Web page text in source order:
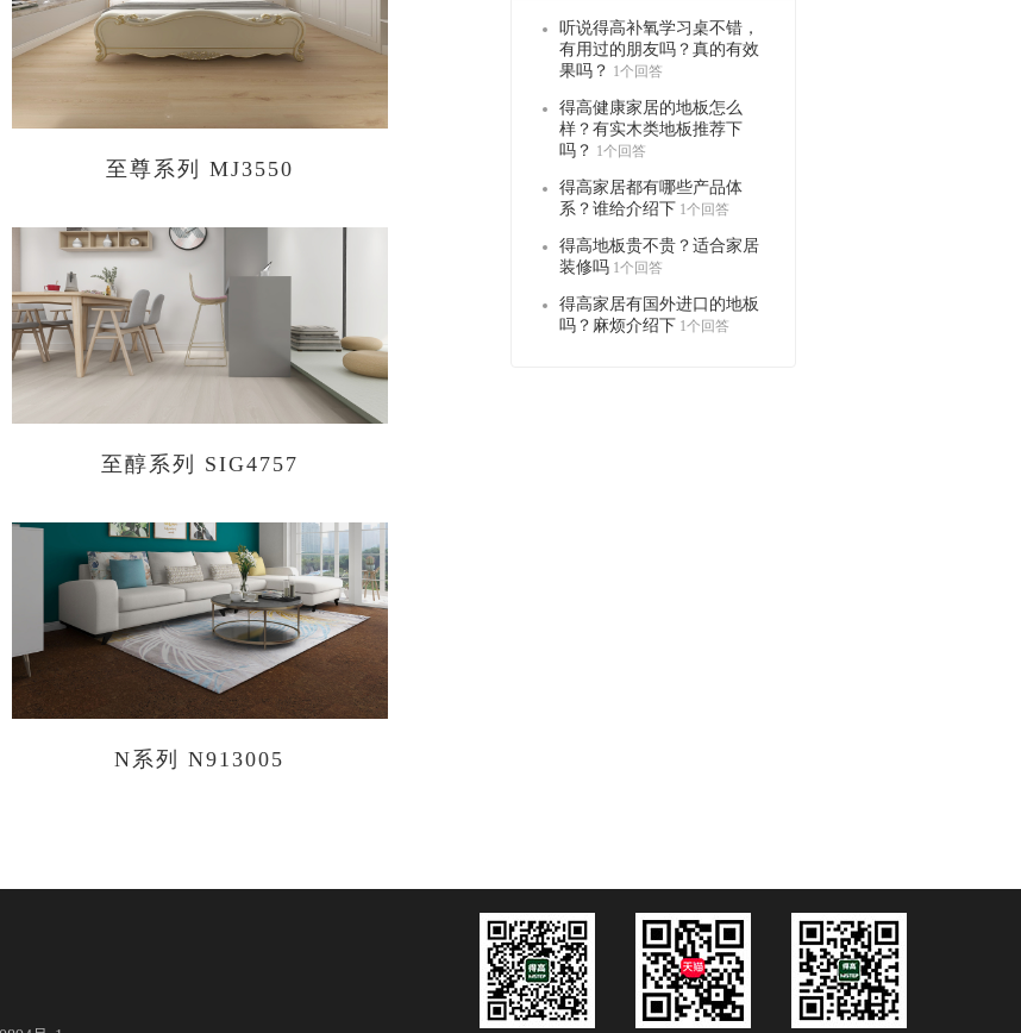
至尊系列 MJ3550
至醇系列 SIG4757
N系列 N913005
听说得高补氧学习桌不错，
有用过的朋友吗？真的有效
果吗？ 1个回答
得高健康家居的地板怎么
样？有实木类地板推荐下
吗？ 1个回答
得高家居都有哪些产品体
系？谁给介绍下 1个回答
得高地板贵不贵？适合家居
装修吗 1个回答
得高家居有国外进口的地板
吗？麻烦介绍下 1个回答